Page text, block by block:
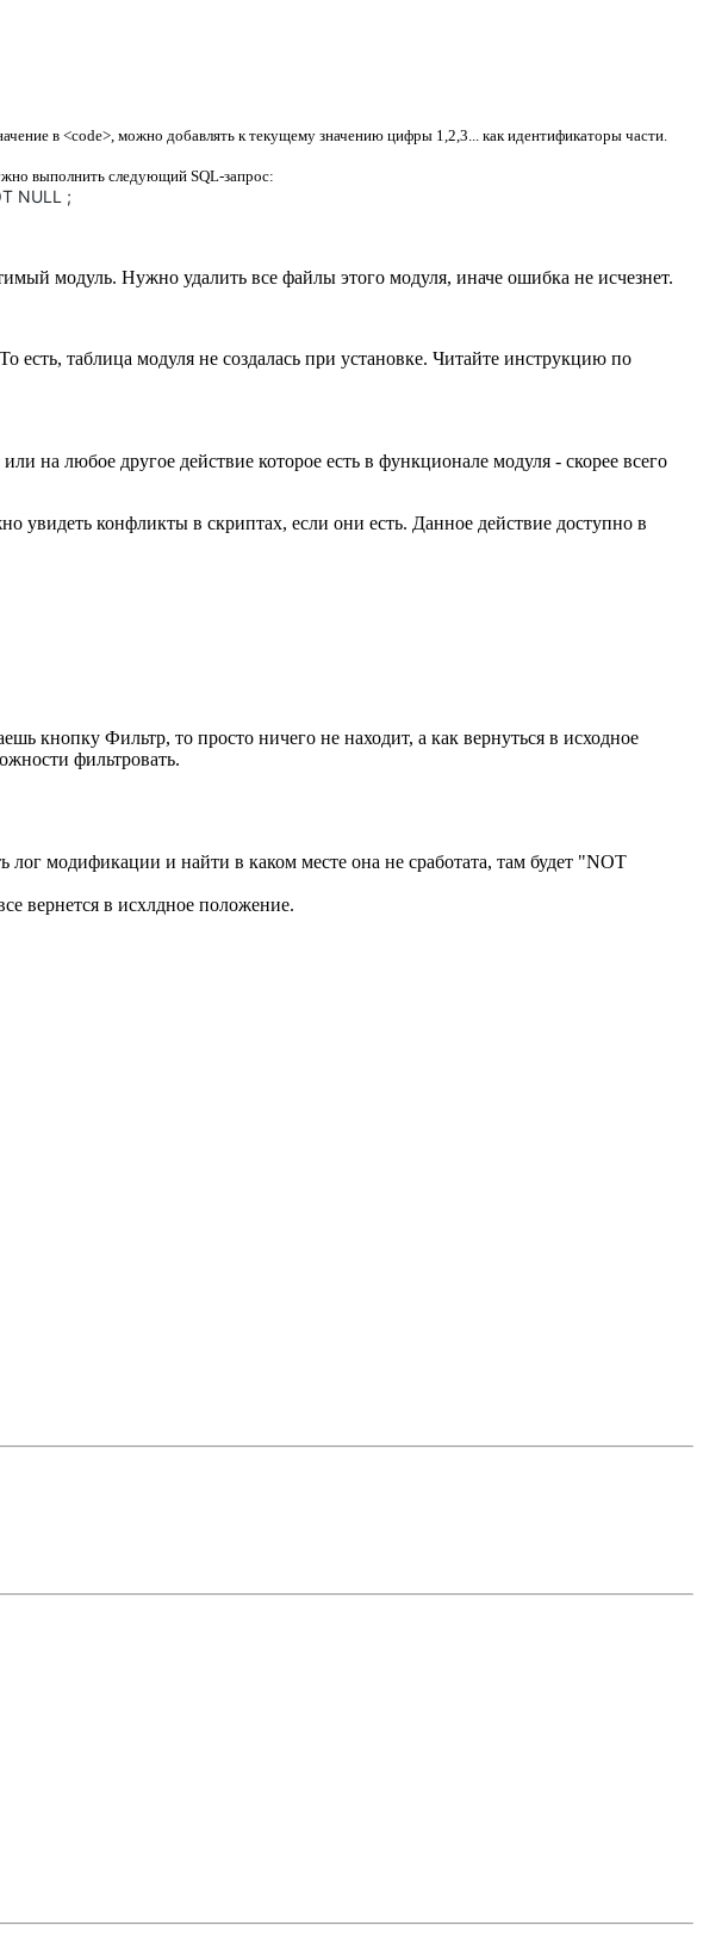
в <code>, можно добавлять к текущему значению цифры 1,2,3... как идентификаторы части.
выполнить следующий SQL-запрос:
NULL ;
модуль. Нужно удалить все файлы этого модуля, иначе ошибка не исчезнет.
таблица модуля не создалась при установке. Читайте инструкцию по
на любое другое действие которое есть в функционале модуля - скорее всего
увидеть конфликты в скриптах, если они есть. Данное действие доступно в